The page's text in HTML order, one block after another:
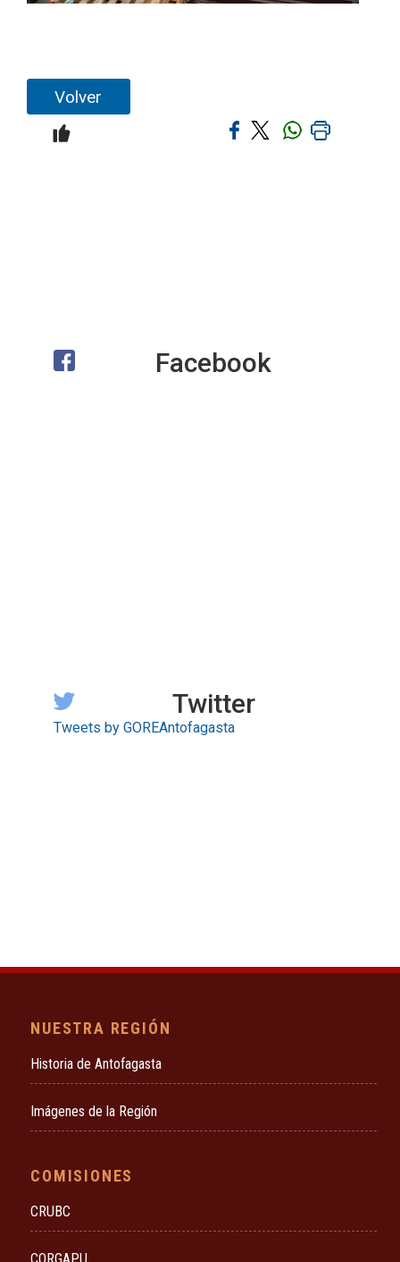
Volver
Facebook
Twitter
Tweets by GOREAntofagasta
NUESTRA REGIÓN
Historia de Antofagasta
Imágenes de la Región
COMISIONES
CRUBC